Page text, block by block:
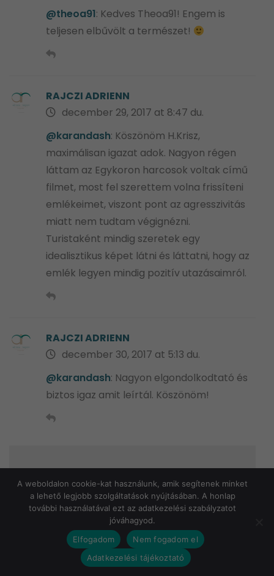
@theoa91: Kedves Theoa91! Engem is
teljesen elbűvölt a természet!
RAJCZI ADRIENN
december 29, 2017 at 8:47 du.
@karandash: Köszönöm H.Krisz,
maximálisan igazat adok. Nagyon régen
láttam az Egykoron harcosok voltak című
filmet, most fel szerettem volna frissíteni
emlékeimet, viszont pont az agresszivitás
miatt nem tudtam végignézni.
Turistaként mindig szeretek egy
idealisztikus képet látni és láttatni, hogy az
emlék legyen mindig pozitív utazásaimról.
RAJCZI ADRIENN
december 30, 2017 at 5:13 du.
@karandash: Nagyon elgondolkodtató és
biztos igaz amit leírtál. Köszönöm!
HOZZÁSZÓLÁS ÍRÁSA...
Az email címed nem jelenik meg.*
A weboldalon cookie-kat használunk, amik segítenek minket
a lehető legjobb szolgáltatások nyújtásában. A honlap
további használatával ezt az adatkezelési szabályzatot
jóváhagyod.
Elfogadom
Nem fogadom el
Adatkezelési tájékoztató